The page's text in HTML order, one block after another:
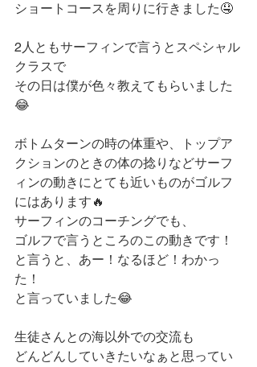
ショートコースを周りに行きました🤤
2人ともサーフィンで言うとスペシャル
クラスで
その日は僕が色々教えてもらいました
😂
ボトムターンの時の体重や、トップア
クションのときの体の捻りなどサーフ
ィンの動きにとても近いものがゴルフ
にはあります🔥
サーフィンのコーチングでも、
ゴルフで言うところのこの動きです！
と言うと、あー！なるほど！わかっ
た！
と言っていました😂
生徒さんとの海以外での交流も
どんどんしていきたいなぁと思ってい